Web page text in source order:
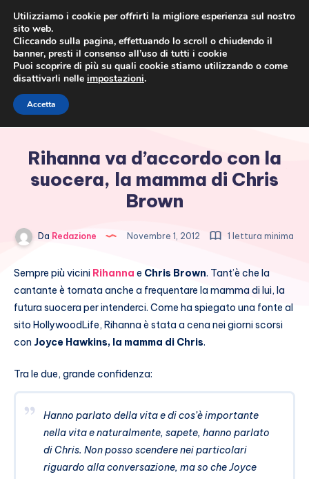
Rihanna va d’accordo con la
suocera, la mamma di Chris
Brown
Da Redazione Novembre 1, 2012 1 lettura minima
Sempre più vicini Rihanna e Chris Brown. Tant’è che la
cantante è tornata anche a frequentare la mamma di lui, la
futura suocera per intenderci. Come ha spiegato una fonte al
sito HollywoodLife, Rihanna è stata a cena nei giorni scorsi
con Joyce Hawkins, la mamma di Chris.
Tra le due, grande confidenza:
Hanno parlato della vita e di cos’è importante
nella vita e naturalmente, sapete, hanno parlato
di Chris. Non posso scendere nei particolari
riguardo alla conversazione, ma so che Joyce
Utilizziamo i cookie per offrirti la migliore esperienza sul nostro
sito web.
Cliccando sulla pagina, effettuando lo scroll o chiudendo il
banner, presti il consenso all’uso di tutti i cookie
Puoi scoprire di più su quali cookie stiamo utilizzando o come
disattivarli nelle impostazioni.
Accetta